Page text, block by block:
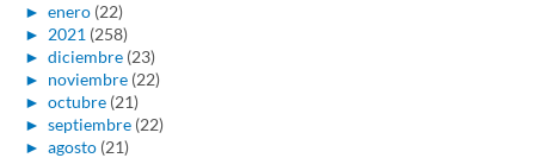
► enero (22)
► 2021 (258)
► diciembre (23)
► noviembre (22)
► octubre (21)
► septiembre (22)
► agosto (21)